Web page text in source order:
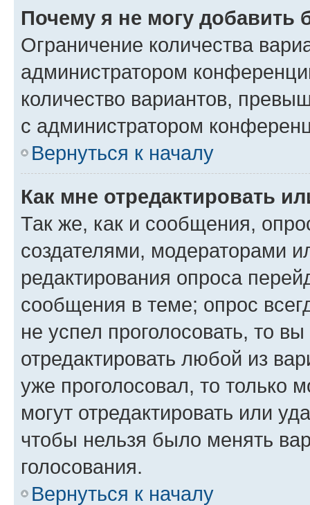
Почему я не могу добавить
Ограничение количества
администратором
количество вариантов,
с администратором
Вернуться к началу
Как мне отредактировать
Так же, как и сообщения,
создателями, модераторами
редактирования опроса
сообщения в теме; опрос
не успел проголосовать, то
отредактировать любой из
уже проголосовал, то только
могут отредактировать или
чтобы нельзя было менять
голосования.
Вернуться к началу